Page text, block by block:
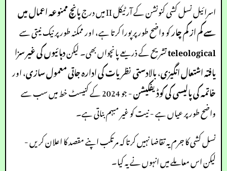
اسرائیل نسل کشی کنونشن کے آرٹیکل II میں درج
پانچ ممنوعہ اعمال میں
سے کم از کم چارکو واضح طور پر پورا کرتا ہے، اور ممکنہ طور پر نیک نیتی سے
teleologicalتشریح کے ذریعے پانچواں بھی۔ لیکندہائیوں کی غیر سزا
یافتہ اشتعال انگیزی،بالادستی نظریات کی ادارہ جاتی معمول سازی، اور
خاتمہ کی پالیسی کی کوڈیفکیشن
- جو 2024 کے کنیسٹ خط میں سب سے
واضح طور پر عیاں ہے - نیت کو غیر مبہم بناتی ہے۔
نسل کشی کا جرم یہ تقاضا نہیں کرتا کہ مرتکب اپنے مقصد کا اعلان کریں -
لیکن اس معاملے میں انہوں نے یہ کیا۔